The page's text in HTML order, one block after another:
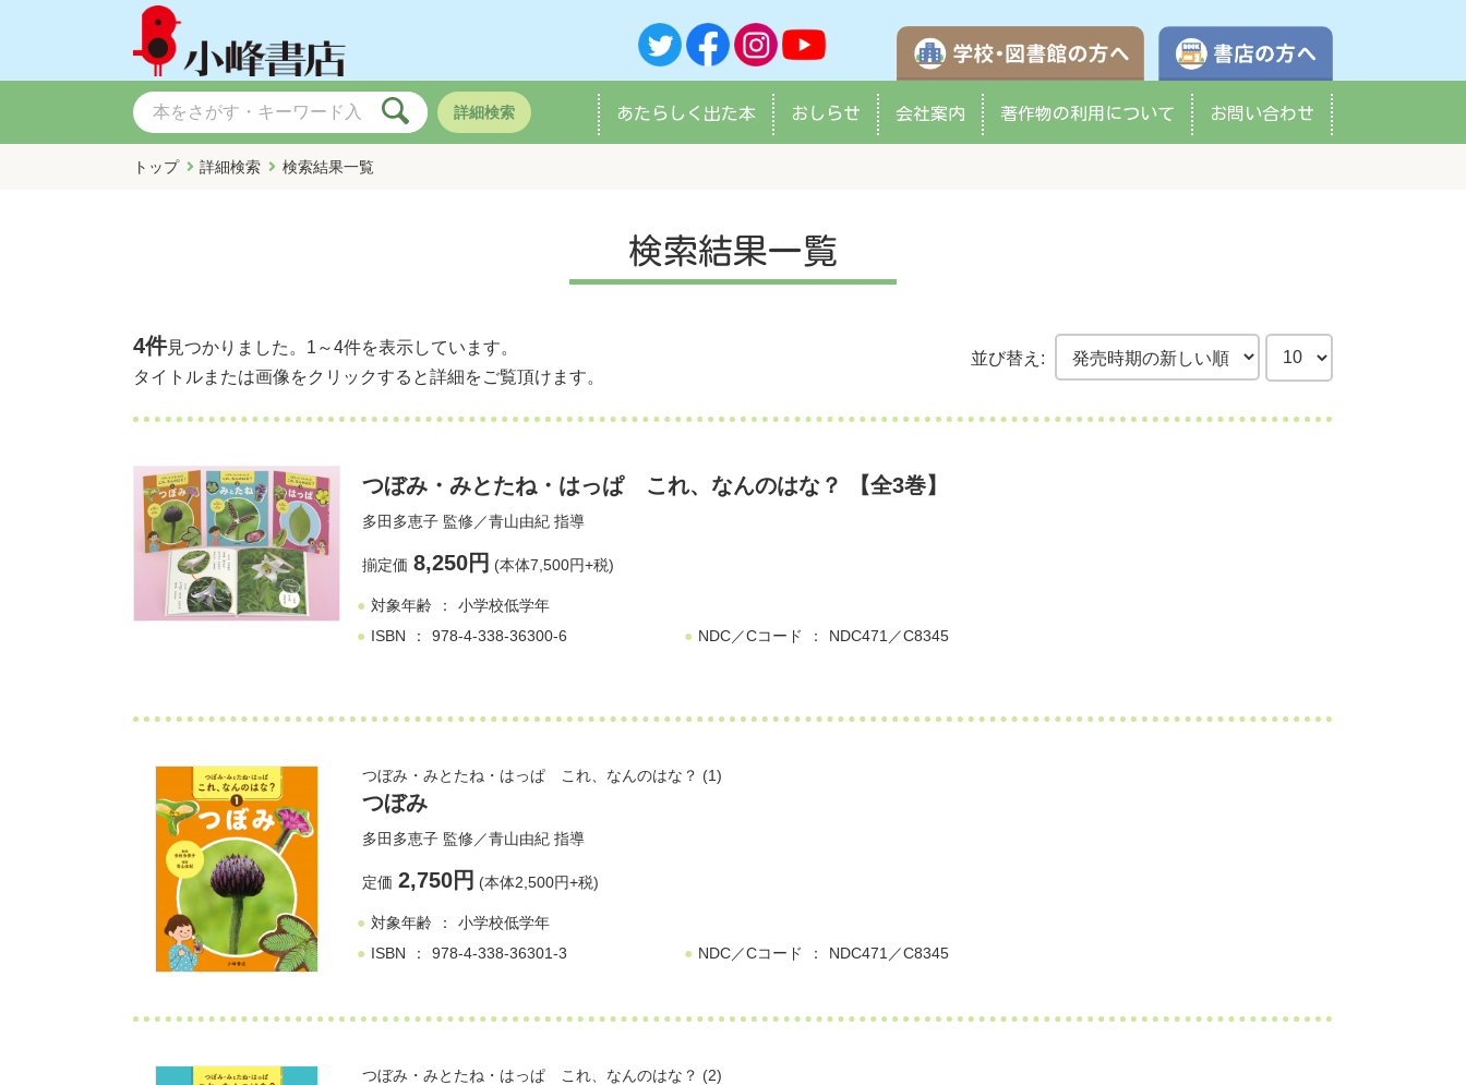
学校・図書館の方へ
詳細検索 あたらしく 出た本 おしらせ 会社案内 著作物の利用について お問い合わせ
トップ 詳細検索 検索結果一覧
検索結果一覧
4件見つかりました。 1～4件を表示しています。
タイトルまたは画像をクリックすると詳細をご覧頂けます。
並び替え:
つぼみ・みとたね・はっぱ これ、なんのはな？ 【全3巻】
多田多恵子 監修／青山由紀 指導
揃定価 8,250円 (本体7,500円+税)
対象年齢
小学校低学年
ISBN
978-4-338-36300-6 NDC／Cコード NDC471／C8345
つぼみ・みとたね・はっぱ これ、なんのはな？ (1)
つぼみ
多田多恵子 監修／青山由紀 指導
定価 2,750円 (本体2,500円+税)
対象年齢
小学校低学年
ISBN
978-4-338-36301-3 NDC／Cコード NDC471／C8345
つぼみ・みとたね・はっぱ これ、なんのはな？ (2)